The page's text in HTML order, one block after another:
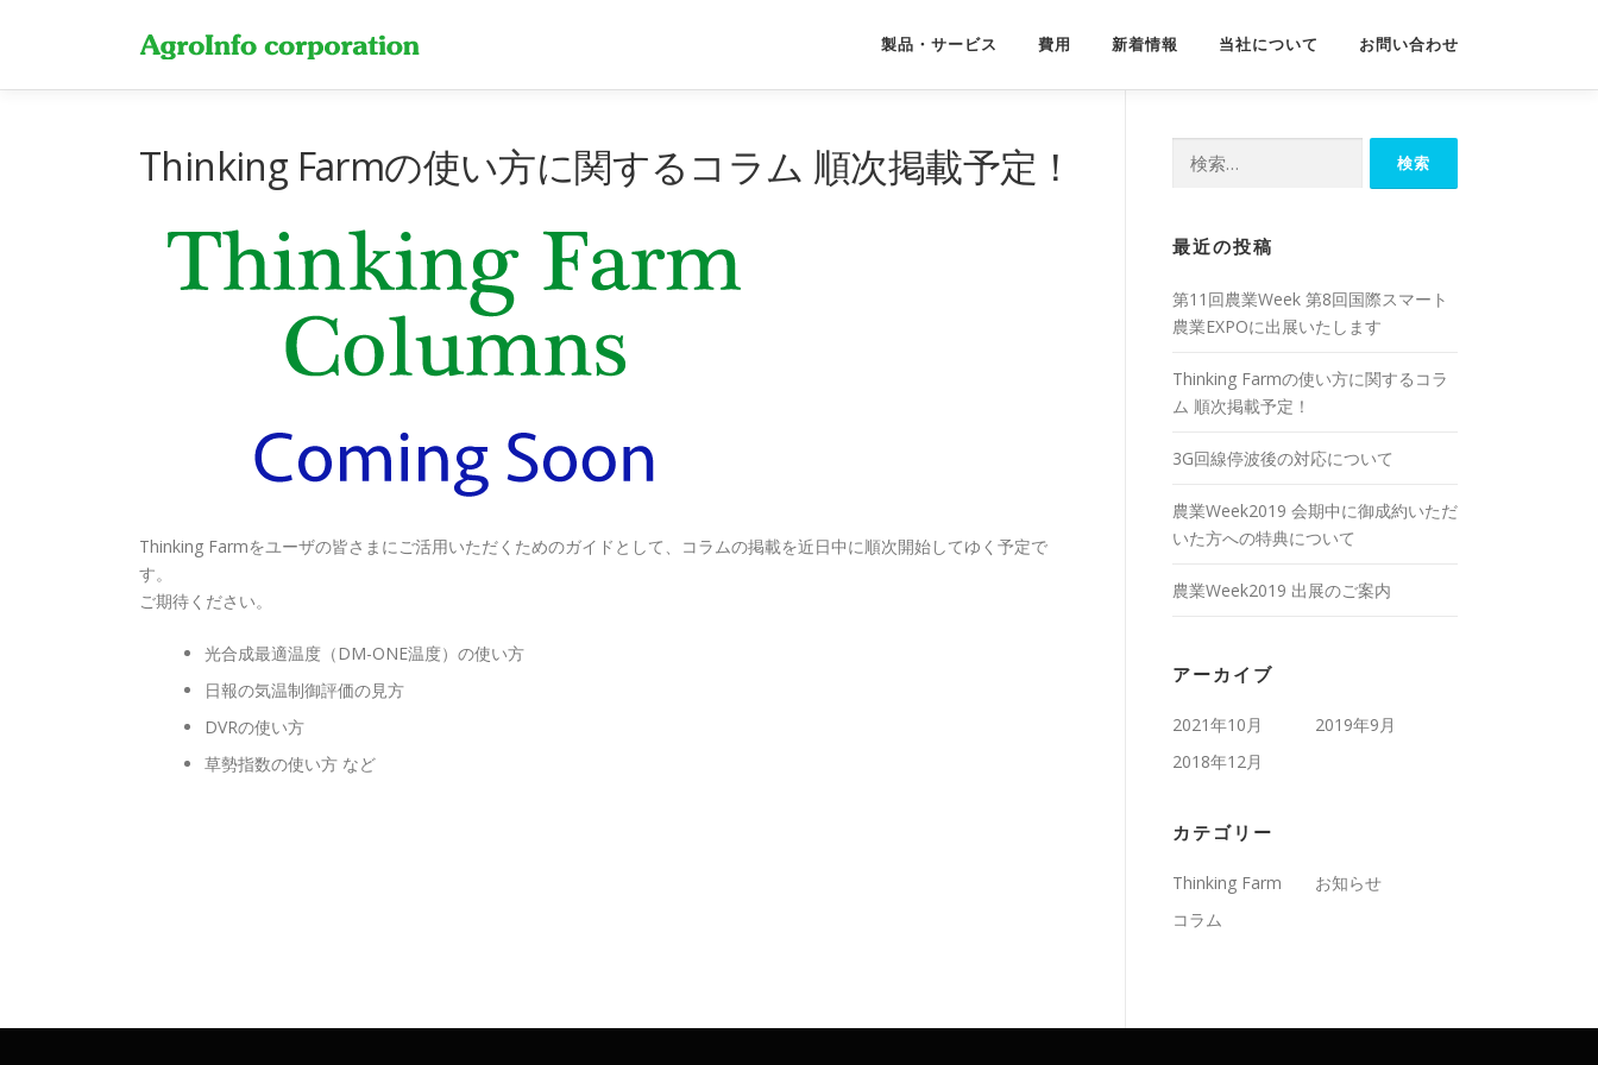
ン
製品・サービス 費用 新着情報 当社について お問い合わせ
Thinking Farmの使い方に関するコラム 順次掲載予定！
Thinking Farmをユーザの皆さまにご活用いただくためのガイドとして、コラムの掲載を近日中に順次開始してゆく予定で
す。
ご期待ください。
光合成最適温度（DM-ONE温度）の使い方
日報の気温制御評価の見方
DVRの使い方
草勢指数の使い方 など
最近の投稿
第11回農業Week 第8回国際スマート
農業EXPOに出展いたします
Thinking Farmの使い方に関するコラ
ム 順次掲載予定！
3G回線停波後の対応について
農業Week2019 会期中に御成約いただ
いた方への特典について
農業Week2019 出展のご案内
アーカイブ
2021年10月
2019年9月
2018年12月
カテゴリー
Thinking Farm
お知らせ
コラム